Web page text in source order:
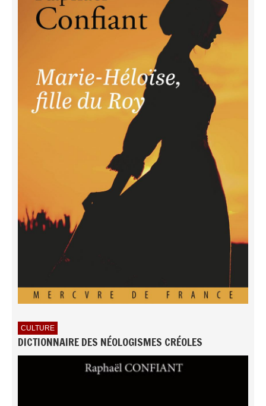
CULTURE
DICTIONNAIRE DES NÉOLOGISMES CRÉOLES